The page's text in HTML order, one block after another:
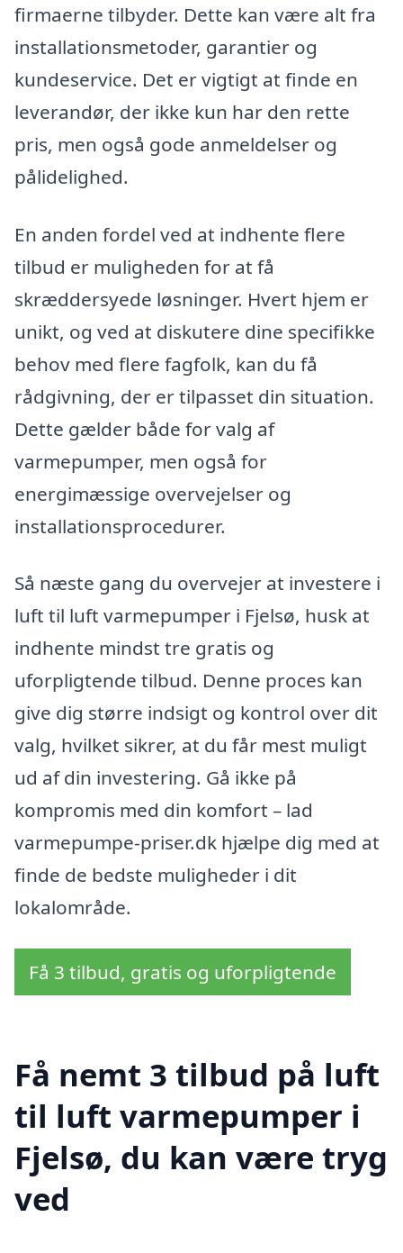
firmaerne tilbyder. Dette kan være alt fra
installationsmetoder, garantier og
kundeservice. Det er vigtigt at finde en
leverandør, der ikke kun har den rette
pris, men også gode anmeldelser og
pålidelighed.
En anden fordel ved at indhente flere
tilbud er muligheden for at få
skræddersyede løsninger. Hvert hjem er
unikt, og ved at diskutere dine specifikke
behov med flere fagfolk, kan du få
rådgivning, der er tilpasset din situation.
Dette gælder både for valg af
varmepumper, men også for
energimæssige overvejelser og
installationsprocedurer.
Så næste gang du overvejer at investere i
luft til luft varmepumper i Fjelsø, husk at
indhente mindst tre gratis og
uforpligtende tilbud. Denne proces kan
give dig større indsigt og kontrol over dit
valg, hvilket sikrer, at du får mest muligt
ud af din investering. Gå ikke på
kompromis med din komfort – lad
varmepumpe-priser.dk hjælpe dig med at
finde de bedste muligheder i dit
lokalområde.
Få 3 tilbud, gratis og uforpligtende
Få nemt 3 tilbud på luft
til luft varmepumper i
Fjelsø, du kan være tryg
ved